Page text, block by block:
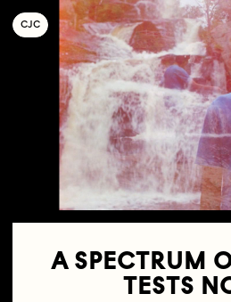
COLLECTIF
JEUNE
C INÉMA
A SPECTRUM
TESTS